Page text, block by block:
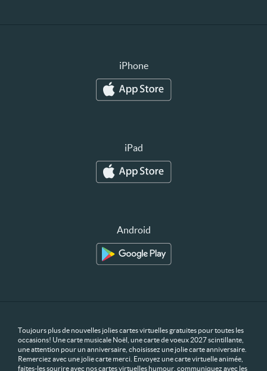
iPhone
iPad
Android
Toujours plus de nouvelles jolies cartes virtuelles gratuites pour toutes les
occasions! Une carte musicale Noël, une carte de voeux 2027 scintillante,
une attention pour un anniversaire, choisissez une jolie carte anniversaire.
Remerciez avec une jolie carte merci. Envoyez une carte virtuelle animée,
faites-les sourire avec nos cartes virtuelles humour, communiquez avec les